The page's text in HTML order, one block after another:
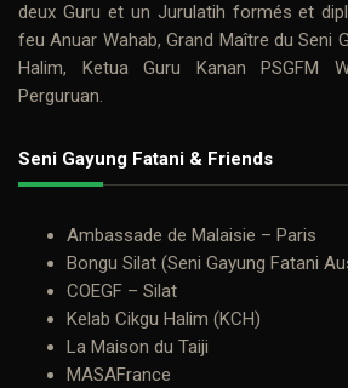
deux Guru et un Jurulatih formés et
feuAnuar Wahab, Grand Maître du Seni
Halim, Ketua Guru Kanan PSGFM
Perguruan.
Seni Gayung Fatani & Friends
Ambassade de Malaisie – Paris
Bongu Silat (Seni Gayung Fatani
COEGF – Silat
Kelab Cikgu Halim (KCH)
La Maison du Taiji
MASAFrance